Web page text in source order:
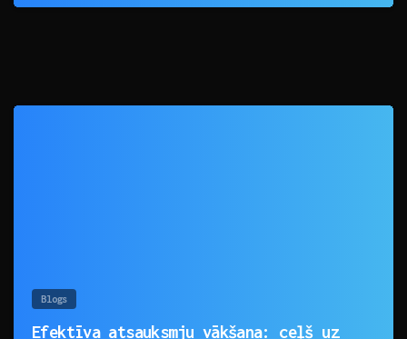
Blogs
Efektīva atsauksmju vākšana: ceļš uz